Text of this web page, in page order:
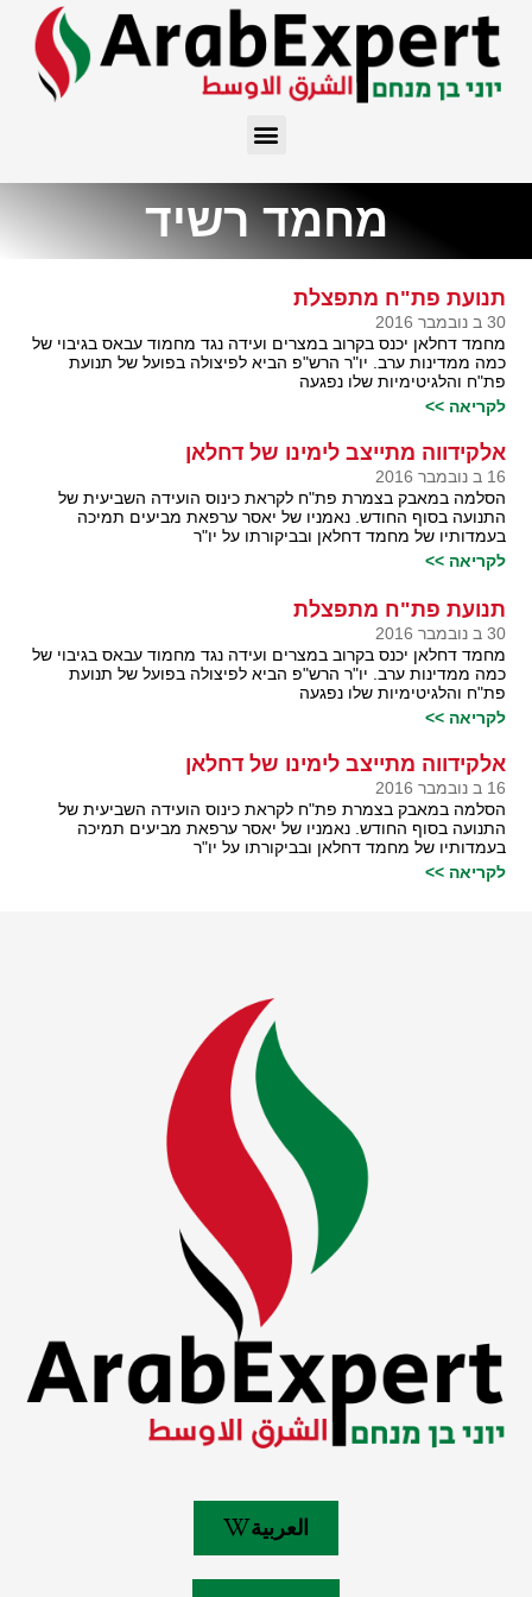
מחמד רשיד
תנועת פת"ח מתפצלת
30 ב נובמבר 2016
מחמד דחלאן יכנס בקרוב במצרים ועידה נגד מחמוד עבאס בגיבוי של
כמה ממדינות ערב. יו"ר הרש"פ הביא לפיצולה בפועל של תנועת
פת"ח והלגיטימיות שלו נפגעה
לקריאה >>
אלקידווה מתייצב לימינו של דחלאן
16 ב נובמבר 2016
הסלמה במאבק בצמרת פת"ח לקראת כינוס הועידה השביעית של
התנועה בסוף החודש. נאמניו של יאסר ערפאת מביעים תמיכה
בעמדותיו של מחמד דחלאן ובביקורתו על יו"ר
לקריאה >>
תנועת פת"ח מתפצלת
30 ב נובמבר 2016
מחמד דחלאן יכנס בקרוב במצרים ועידה נגד מחמוד עבאס בגיבוי של
כמה ממדינות ערב. יו"ר הרש"פ הביא לפיצולה בפועל של תנועת
פת"ח והלגיטימיות שלו נפגעה
לקריאה >>
אלקידווה מתייצב לימינו של דחלאן
16 ב נובמבר 2016
הסלמה במאבק בצמרת פת"ח לקראת כינוס הועידה השביעית של
התנועה בסוף החודש. נאמניו של יאסר ערפאת מביעים תמיכה
בעמדותיו של מחמד דחלאן ובביקורתו על יו"ר
לקריאה >>
العربية